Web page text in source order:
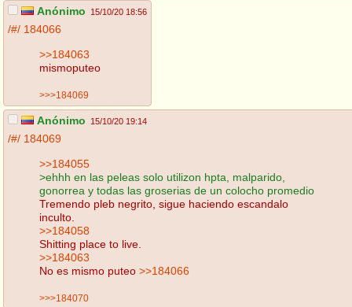
Anónimo 15/10/20 18:56
/#/ 184066
>>184063
mismoputeo
>>>184069
Anónimo 15/10/20 19:14
/#/ 184069
>>184055
>ehhh en las peleas solo utilizon hpta, malparido,
gonorrea y todas las groserias de un colocho promedio
Tremendo pleb negrito, sigue haciendo escandalo
inculto.
>>184058
Shitting place to live.
>>184063
No es mismo puteo >>184066
>>>184070